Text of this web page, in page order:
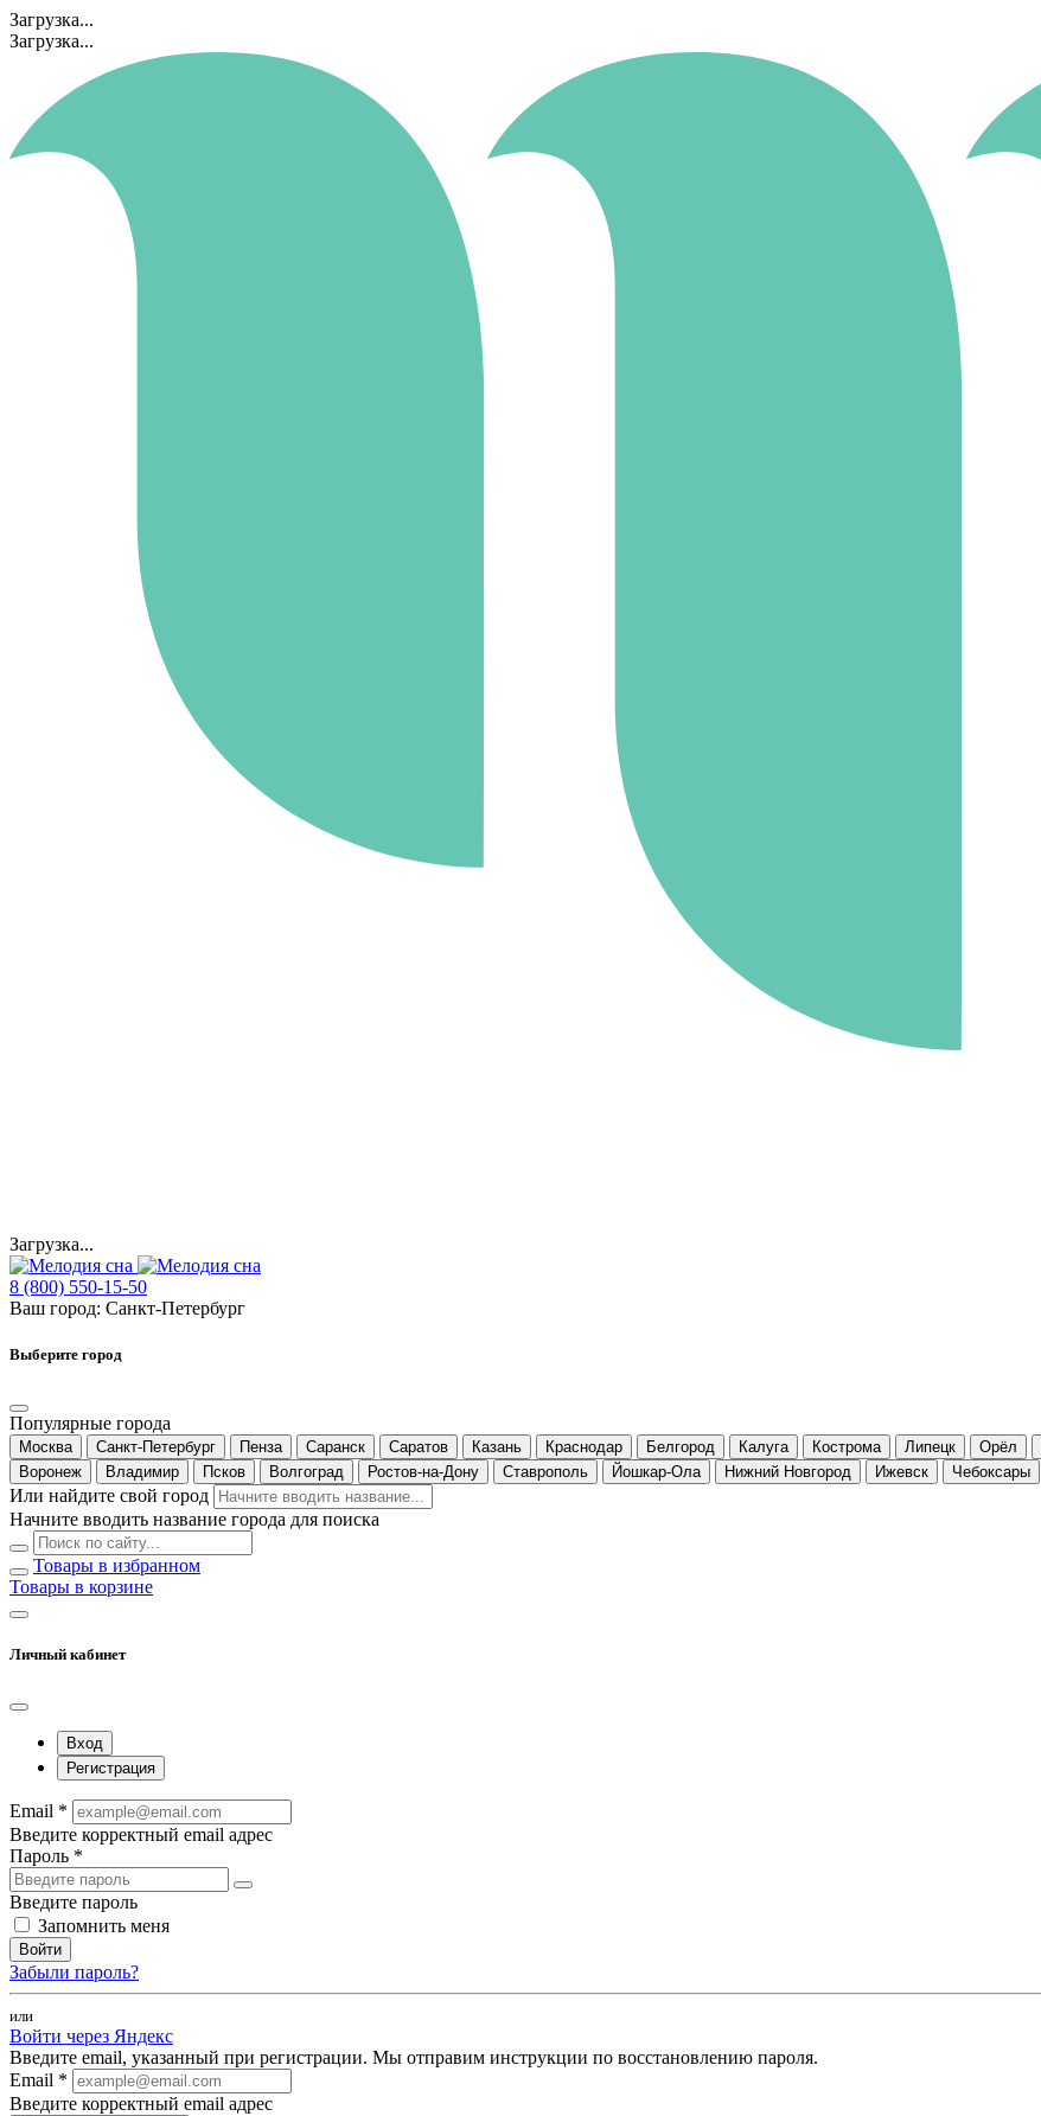
Загрузка...
Загрузка...
Загрузка...
8 (800) 550-15-50
Ваш город: Санкт-Петербург
Выберите город
Популярные города
Москва Санкт-Петербург Пенза Саранск Саратов Казань Краснодар Белгород Калуга Кострома Липецк Орёл
Воронеж
Владимир Псков Волгоград Ростов-на-Дону Ставрополь Йошкар-Ола Нижний Новгород Ижевск Чебоксары
Или найдите свой город
Начните вводить название города для поиска
Товары в избранном
Товары в корзине
Личный кабинет
Вход
Регистрация
Email *
Введите корректный email адрес
Пароль *
Введите пароль
Запомнить меня
Войти
Забыли пароль?
или
Войти через Яндекс
Введите email, указанный при регистрации. Мы отправим инструкции по восстановлению пароля.
Email *
Введите корректный email адрес